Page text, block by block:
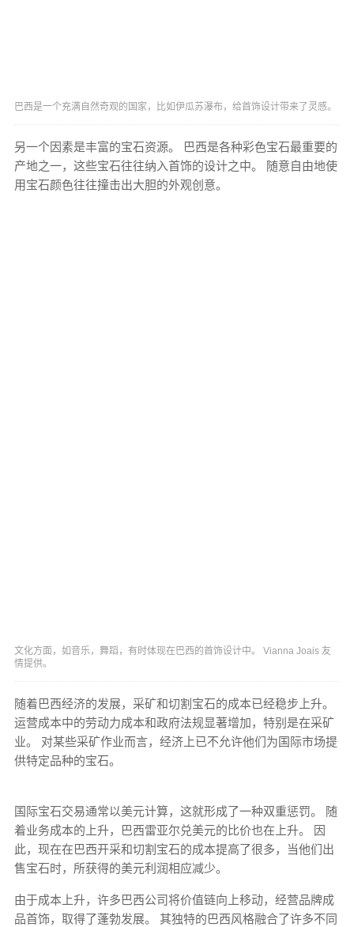
巴西是一个充满自然奇观的国家，比如伊瓜苏瀑布，给首饰设计带来了灵感。
另一个因素是丰富的宝石资源。 巴西是各种彩色宝石最重要的
产地之一，这些宝石往往纳入首饰的设计之中。 随意自由地使
用宝石颜色往往撞击出大胆的外观创意。
文化方面，如音乐，舞蹈，有时体现在巴西的首饰设计中。 Vianna Joais 友
情提供。
随着巴西经济的发展，采矿和切割宝石的成本已经稳步上升。
运营成本中的劳动力成本和政府法规显著增加，特别是在采矿
业。 对某些采矿作业而言，经济上已不允许他们为国际市场提
供特定品种的宝石。
国际宝石交易通常以美元计算，这就形成了一种双重惩罚。 随
着业务成本的上升，巴西雷亚尔兑美元的比价也在上升。 因
此，现在在巴西开采和切割宝石的成本提高了很多，当他们出
售宝石时，所获得的美元利润相应减少。
由于成本上升，许多巴西公司将价值链向上移动，经营品牌成
品首饰，取得了蓬勃发展。 其独特的巴西风格融合了许多不同